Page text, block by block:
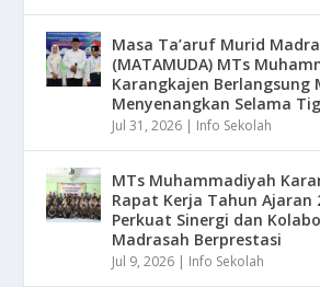
Masa Ta’aruf Murid
(MATAMUDA) MTs
Karangkajen Berlangsung
Menyenangkan Selama
Jul 31, 2026 | Info Sekolah
MTs Muhammadiyah
Rapat Kerja Tahun Ajaran
Perkuat Sinergi dan
Madrasah Berprestasi
Jul 9, 2026 | Info Sekolah